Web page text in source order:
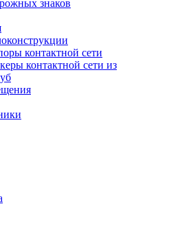
знаков
контактной сети
контактной сети из